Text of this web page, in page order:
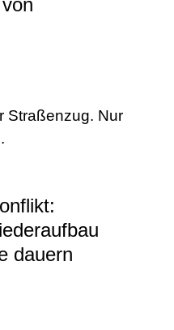
dauern